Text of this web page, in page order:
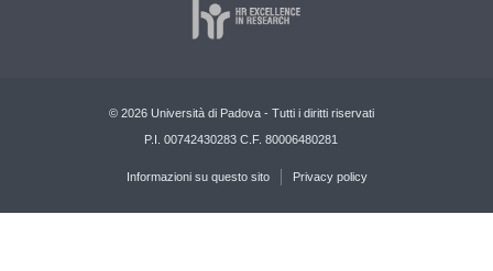
© 2026 Università di Padova - Tutti i diritti riservati
P.I. 00742430283 C.F. 80006480281
Informazioni su questo sito Privacy policy